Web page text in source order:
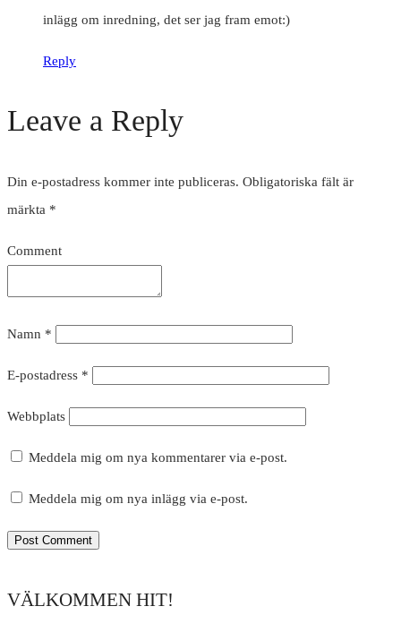
inlägg om inredning, det ser jag fram emot:)
Reply
Leave a Reply
Din e-postadress kommer inte publiceras. Obligatoriska fält är
märkta *
Comment
Namn *
E-postadress *
Webbplats
Meddela mig om nya kommentarer via e-post.
Meddela mig om nya inlägg via e-post.
VÄLKOMMEN HIT!